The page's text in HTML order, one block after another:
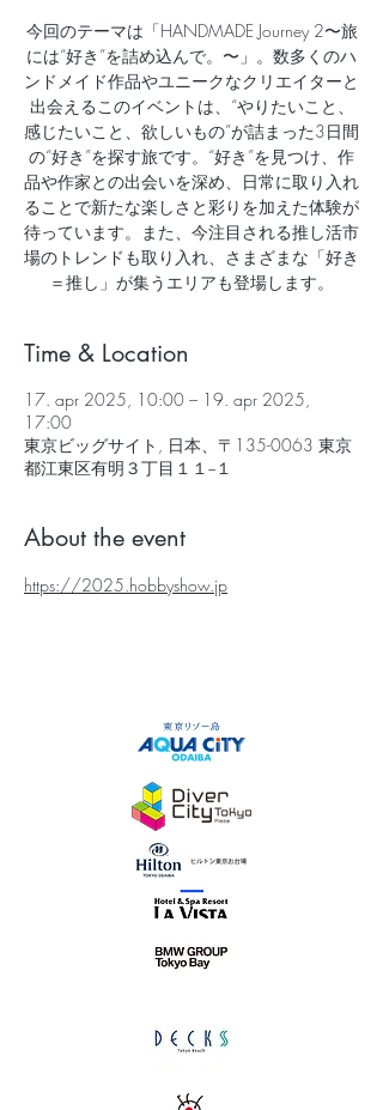
今回のテーマは「HANDMADE Journey 2〜旅
には“好き”を詰め込んで。〜」。数多くのハ
ンドメイド作品やユニークなクリエイターと
出会えるこのイベントは、“やりたいこと、
感じたいこと、欲しいもの”が詰まった3日間
の“好き”を探す旅です。“好き”を見つけ、作
品や作家との出会いを深め、日常に取り入れ
ることで新たな楽しさと彩りを加えた体験が
待っています。また、今注目される推し活市
場のトレンドも取り入れ、さまざまな「好き
＝推し」が集うエリアも登場します。
Time & Location
17. apr 2025, 10:00 – 19. apr 2025,
17:00
東京ビッグサイト, 日本、〒135-0063 東京
都江東区有明３丁目１１−１
About the event
https://2025.hobbyshow.jp